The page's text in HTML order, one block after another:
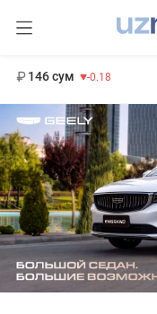
146 сум -0.18